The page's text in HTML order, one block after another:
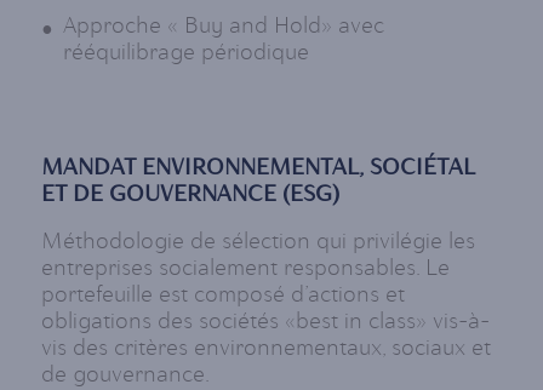
Approche « Buy and Hold» avec
rééquilibrage périodique
MANDAT ENVIRONNEMENTAL, SOCIÉTAL
ET DE GOUVERNANCE (ESG)
Méthodologie de sélection qui privilégie les
entreprises socialement responsables. Le
portefeuille est composé d’actions et
obligations des sociétés «best in class» vis-à-
vis des critères environnementaux, sociaux et
de gouvernance.